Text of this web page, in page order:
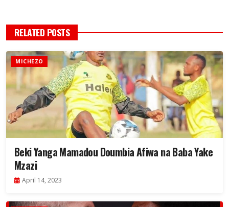
RELATED POSTS
MICHEZO
Beki Yanga Mamadou Doumbia Afiwa na Baba Yake
Mzazi
April 14, 2023